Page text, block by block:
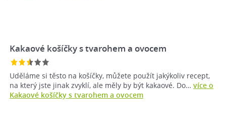
Kakaové košíčky s tvarohem a ovocem
Uděláme si těsto na košíčky, můžete použít jakýkoliv recept,
na který jste jinak zvyklí, ale měly by být kakaové. Do… více o
Kakaové košíčky s tvarohem a ovocem